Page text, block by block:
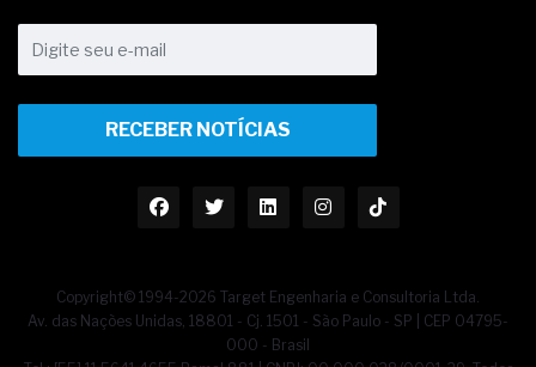
RECEBER NOTÍCIAS
Copyright© 1994-2026 Target Engenharia e Consultoria Ltda.
Av. das Nações Unidas, 18801 - Cj. 1501 - São Paulo - SP | CEP 04795-
000 - Brasil